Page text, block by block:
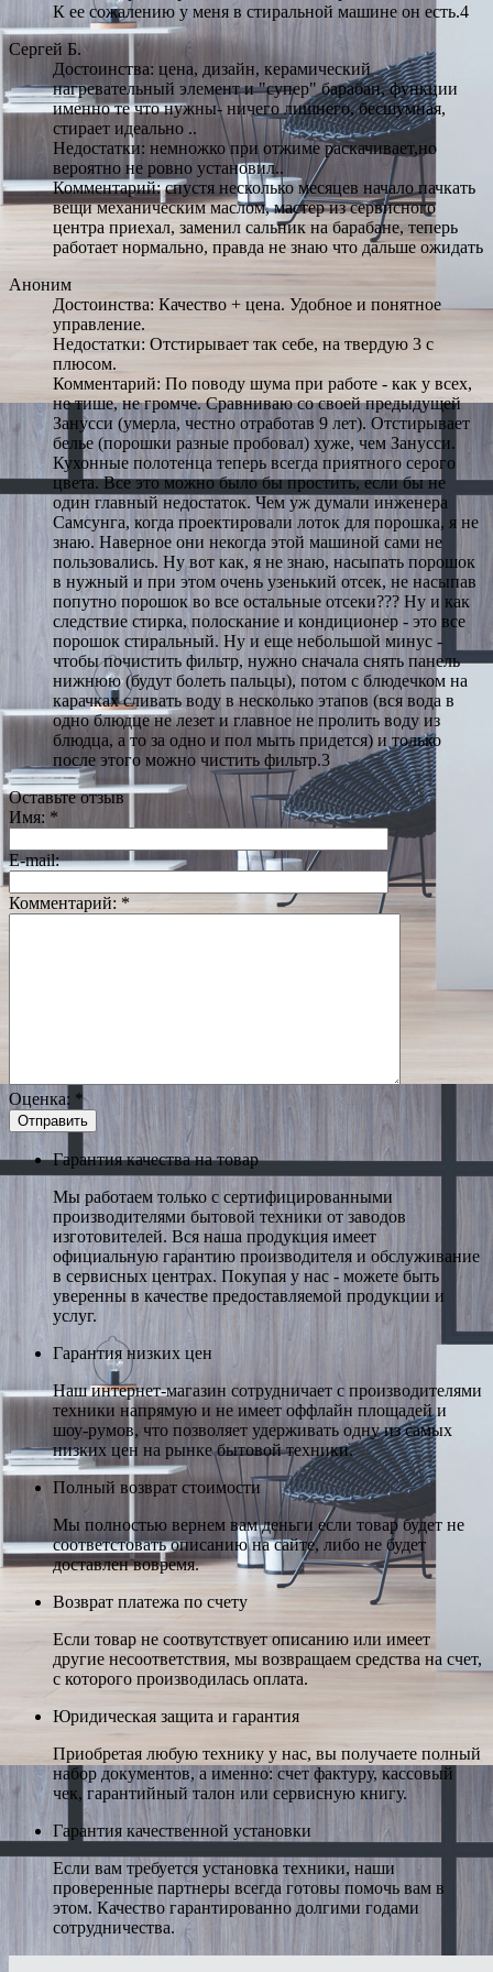
К ее сожалению у меня в стиральной машине он есть.4
Сергей Б.
Достоинства: цена, дизайн, керамический
нагревательный элемент и "супер" барабан, функции
именно те что нужны- ничего лишнего, бесшумная,
стирает идеально ..
Недостатки: немножко при отжиме раскачивает,но
вероятно не ровно установил..
Комментарий: спустя несколько месяцев начало пачкать
вещи механическим маслом, мастер из сервисного
центра приехал, заменил сальник на барабане, теперь
работает нормально, правда не знаю что дальше ожидать
Аноним
Достоинства: Качество + цена. Удобное и понятное
управление.
Недостатки: Отстирывает так себе, на твердую 3 с
плюсом.
Комментарий: По поводу шума при работе - как у всех,
не тише, не громче. Сравниваю со своей предыдущей
Занусси (умерла, честно отработав 9 лет). Отстирывает
белье (порошки разные пробовал) хуже, чем Занусси.
Кухонные полотенца теперь всегда приятного серого
цвета. Все это можно было бы простить, если бы не
один главный недостаток. Чем уж думали инженера
Самсунга, когда проектировали лоток для порошка, я не
знаю. Наверное они некогда этой машиной сами не
пользовались. Ну вот как, я не знаю, насыпать порошок
в нужный и при этом очень узенький отсек, не насыпав
попутно порошок во все остальные отсеки??? Ну и как
следствие стирка, полоскание и кондиционер - это все
порошок стиральный. Ну и еще небольшой минус -
чтобы почистить фильтр, нужно сначала снять панель
нижнюю (будут болеть пальцы), потом с блюдечком на
карачках сливать воду в несколько этапов (вся вода в
одно блюдце не лезет и главное не пролить воду из
блюдца, а то за одно и пол мыть придется) и только
после этого можно чистить фильтр.3
Оставьте отзыв
Имя: *
E-mail:
Комментарий: *
Оценка: *
Гарантия качества на товар
Мы работаем только с сертифицированными
производителями бытовой техники от заводов
изготовителей. Вся наша продукция имеет
официальную гарантию производителя и обслуживание
в сервисных центрах. Покупая у нас - можете быть
уверенны в качестве предоставляемой продукции и
услуг.
Гарантия низких цен
Наш интернет-магазин сотрудничает с производителями
техники напрямую и не имеет оффлайн площадей и
шоу-румов, что позволяет удерживать одну из самых
низких цен на рынке бытовой техники.
Полный возврат стоимости
Мы полностью вернем вам деньги если товар будет не
соответстовать описанию на сайте, либо не будет
доставлен вовремя.
Возврат платежа по счету
Если товар не соотвутствует описанию или имеет
другие несоответствия, мы возвращаем средства на счет,
с которого производилась оплата.
Юридическая защита и гарантия
Приобретая любую технику у нас, вы получаете полный
набор документов, а именно: счет фактуру, кассовый
чек, гарантийный талон или сервисную книгу.
Гарантия качественной установки
Если вам требуется установка техники, наши
проверенные партнеры всегда готовы помочь вам в
этом. Качество гарантированно долгими годами
сотрудничества.